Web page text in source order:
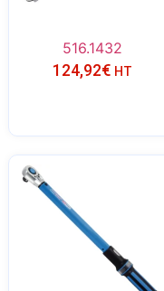
516.1432
124,92€ HT